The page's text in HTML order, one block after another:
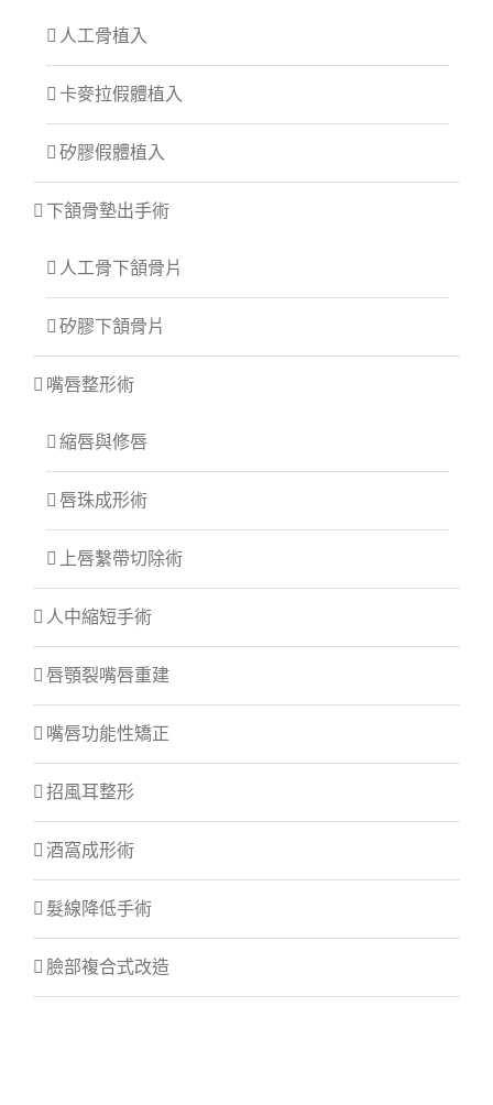
人工骨植入
卡麥拉假體植入
矽膠假體植入
下頷骨墊出手術
人工骨下頷骨片
矽膠下頷骨片
嘴唇整形術
縮唇與修唇
唇珠成形術
上唇繫帶切除術
人中縮短手術
唇顎裂嘴唇重建
嘴唇功能性矯正
招風耳整形
酒窩成形術
髮線降低手術
臉部複合式改造